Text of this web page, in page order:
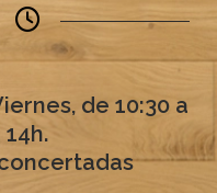
de 10:30 a
14h.